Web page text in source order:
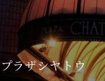
プラザシヤトウ